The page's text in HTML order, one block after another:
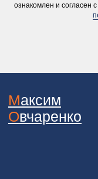
ознакомлен и согласен